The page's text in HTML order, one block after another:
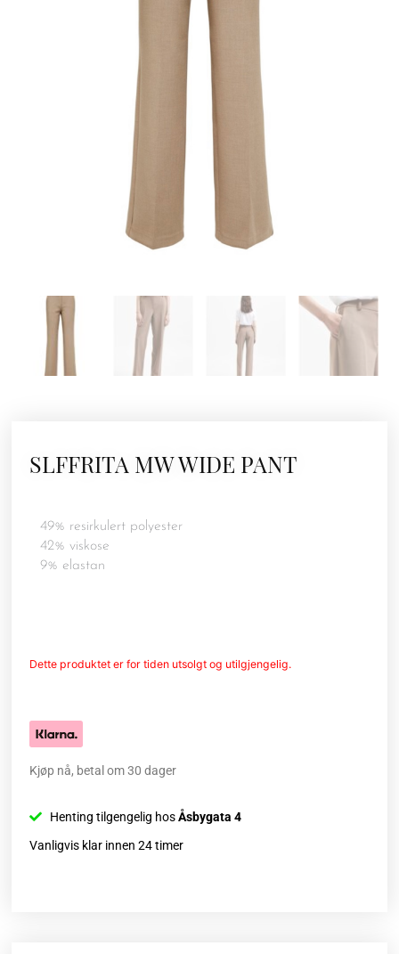
SLFFRITA MW WIDE PANT
49% resirkulert polyester
42% viskose
9% elastan
Dette produktet er for tiden utsolgt og utilgjengelig.
Kjøp nå, betal om 30 dager
Henting tilgengelig hosÅsbygata 4
Vanligvis klar innen 24 timer